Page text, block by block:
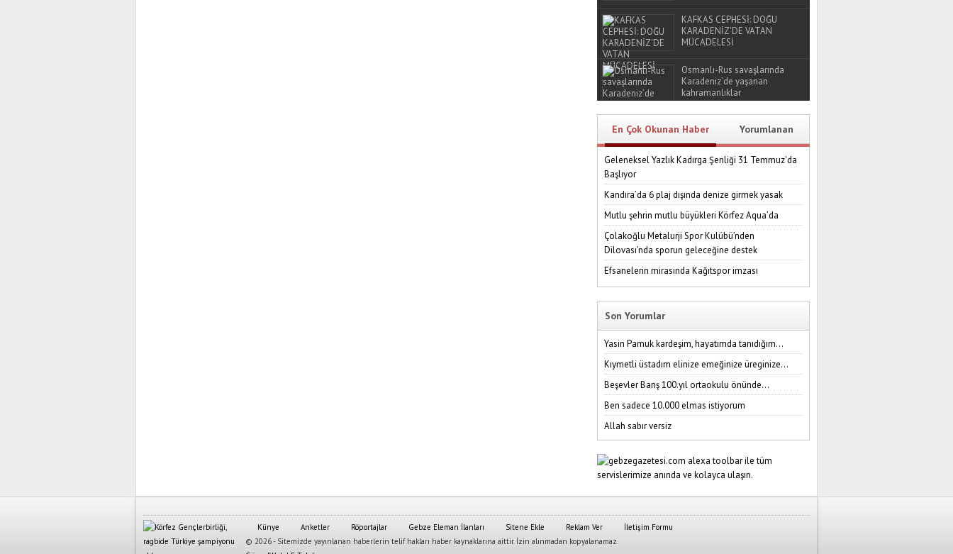
KAFKAS CEPHESİ: DOĞU
KARADENİZ'DE VATAN
MÜCADELESİ
Osmanlı-Rus savaşlarında
Karadeniz’de yaşanan
kahramanlıklar
En Çok Okunan Haber Yorumlanan
Geleneksel Yazlık Kadırga Şenliği 31 Temmuz'da
Başlıyor
Kandıra’da 6 plaj dışında denize girmek yasak
Mutlu şehrin mutlu büyükleri Körfez Aqua’da
Çolakoğlu Metalurji Spor Kulübü’nden
Dilovası’nda sporun geleceğine destek
Efsanelerin mirasında Kağıtspor imzası
Son Yorumlar
Yasin Pamuk kardeşim, hayatımda tanıdığım...
Kıymetli üstadım elinize emeğinize üreginize...
Beşevler Barış 100.yıl ortaokulu önünde...
Ben sadece 10.000 elmas istiyorum
Allah sabır versiz
Künye Anketler Röportajlar Gebze Eleman İlanları Sitene Ekle Reklam Ver
İletişim Formu
© 2026 - Sitemizde yayınlanan haberlerin telif hakları haber kaynaklarına aittir. İzin alınmadan kopyalanamaz.